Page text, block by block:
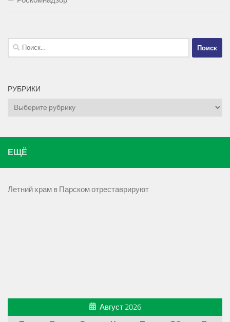
Найти:
РУБРИКИ
Рубрики
ЕЩЁ
Летний храм в Парском отреставрируют
Август 2026